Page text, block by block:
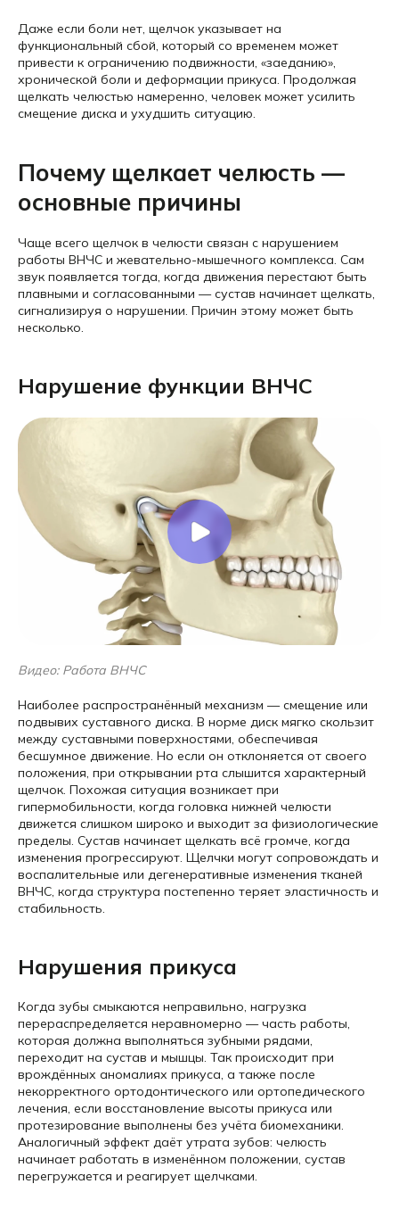
Даже если боли нет, щелчок указывает на
функциональный сбой, который со временем может
привести к ограничению подвижности, «заеданию»,
хронической боли и деформации прикуса. Продолжая
щелкать челюстью намеренно, человек может усилить
смещение диска и ухудшить ситуацию.
Почему щелкает челюсть —
основные причины
Чаще всего щелчок в челюсти связан с нарушением
работы ВНЧС и жевательно-мышечного комплекса. Сам
звук появляется тогда, когда движения перестают быть
плавными и согласованными — сустав начинает щелкать,
сигнализируя о нарушении. Причин этому может быть
несколько.
Нарушение функции ВНЧС
Видео: Работа ВНЧС
Наиболее распространённый механизм — смещение или
подвывих суставного диска. В норме диск мягко скользит
между суставными поверхностями, обеспечивая
бесшумное движение. Но если он отклоняется от своего
положения, при открывании рта слышится характерный
щелчок. Похожая ситуация возникает при
гипермобильности, когда головка нижней челюсти
движется слишком широко и выходит за физиологические
пределы. Сустав начинает щелкать всё громче, когда
изменения прогрессируют. Щелчки могут сопровождать и
воспалительные или дегенеративные изменения тканей
ВНЧС, когда структура постепенно теряет эластичность и
стабильность.
Нарушения прикуса
Когда зубы смыкаются неправильно, нагрузка
перераспределяется неравномерно — часть работы,
которая должна выполняться зубными рядами,
переходит на сустав и мышцы. Так происходит при
врождённых аномалиях прикуса, а также после
некорректного ортодонтического или ортопедического
лечения, если восстановление высоты прикуса или
протезирование выполнены без учёта биомеханики.
Аналогичный эффект даёт утрата зубов: челюсть
начинает работать в изменённом положении, сустав
перегружается и реагирует щелчками.